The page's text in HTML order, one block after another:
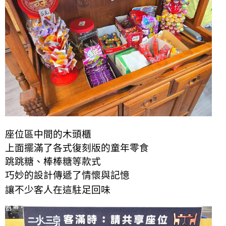
座位區中間的木頭櫃
上面擺滿了各式復刻版的童年零食
跳跳糖、棒棒糖等款式
巧妙的設計傳遞了情懷與記憶
讓不少客人在這駐足回味